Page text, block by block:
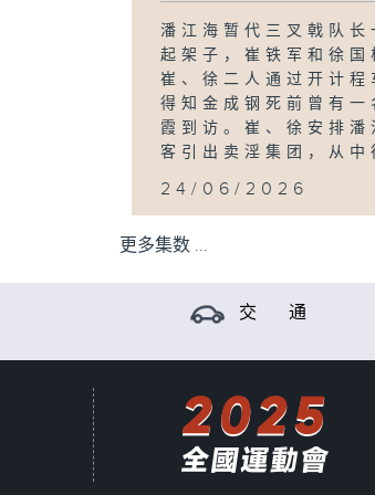
潘江海暂代三叉戟队长
起架子，崔铁军和徐国
崔、徐二人通过开计程
得知金成钢死前曾有一
霞到访。崔、徐安排潘
客引出卖淫集团，从
24/06/2026
更多集数 ...
交 通